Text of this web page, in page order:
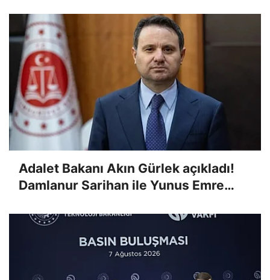
Adalet Bakanı Akın Gürlek açıkladı!
Damlanur Sarihan ile Yunus Emre